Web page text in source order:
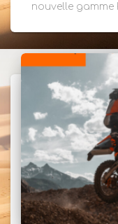
nouvelle gamme